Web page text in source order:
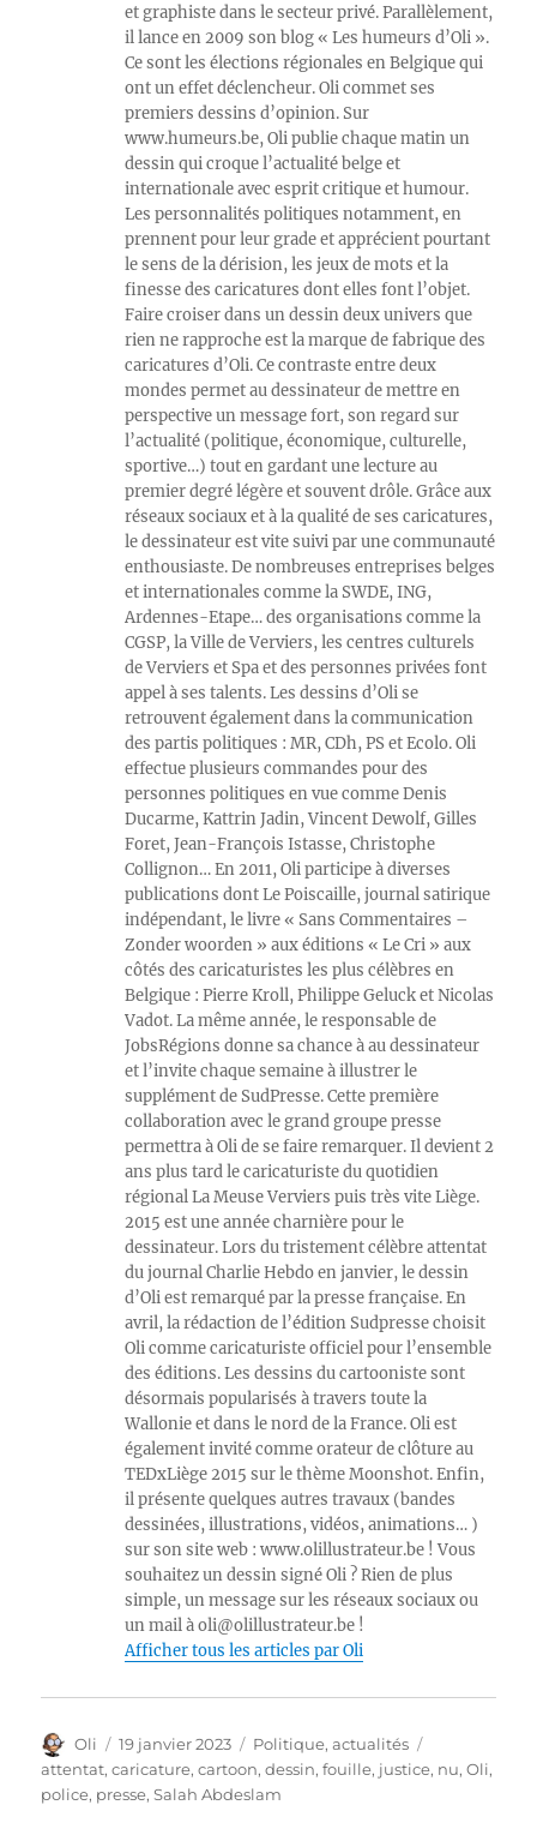
et graphiste dans le secteur privé. Parallèlement,
il lance en 2009 son blog « Les humeurs d’Oli ».
Ce sont les élections régionales en Belgique qui
ont un effet déclencheur. Oli commet ses
premiers dessins d’opinion. Sur
www.humeurs.be, Oli publie chaque matin un
dessin qui croque l’actualité belge et
internationale avec esprit critique et humour.
Les personnalités politiques notamment, en
prennent pour leur grade et apprécient pourtant
le sens de la dérision, les jeux de mots et la
finesse des caricatures dont elles font l’objet.
Faire croiser dans un dessin deux univers que
rien ne rapproche est la marque de fabrique des
caricatures d’Oli. Ce contraste entre deux
mondes permet au dessinateur de mettre en
perspective un message fort, son regard sur
l’actualité (politique, économique, culturelle,
sportive…) tout en gardant une lecture au
premier degré légère et souvent drôle. Grâce aux
réseaux sociaux et à la qualité de ses caricatures,
le dessinateur est vite suivi par une communauté
enthousiaste. De nombreuses entreprises belges
et internationales comme la SWDE, ING,
Ardennes-Etape… des organisations comme la
CGSP, la Ville de Verviers, les centres culturels
de Verviers et Spa et des personnes privées font
appel à ses talents. Les dessins d’Oli se
retrouvent également dans la communication
des partis politiques : MR, CDh, PS et Ecolo. Oli
effectue plusieurs commandes pour des
personnes politiques en vue comme Denis
Ducarme, Kattrin Jadin, Vincent Dewolf, Gilles
Foret, Jean-François Istasse, Christophe
Collignon… En 2011, Oli participe à diverses
publications dont Le Poiscaille, journal satirique
indépendant, le livre « Sans Commentaires –
Zonder woorden » aux éditions « Le Cri » aux
côtés des caricaturistes les plus célèbres en
Belgique : Pierre Kroll, Philippe Geluck et Nicolas
Vadot. La même année, le responsable de
JobsRégions donne sa chance à au dessinateur
et l’invite chaque semaine à illustrer le
supplément de SudPresse. Cette première
collaboration avec le grand groupe presse
permettra à Oli de se faire remarquer. Il devient 2
ans plus tard le caricaturiste du quotidien
régional La Meuse Verviers puis très vite Liège.
2015 est une année charnière pour le
dessinateur. Lors du tristement célèbre attentat
du journal Charlie Hebdo en janvier, le dessin
d’Oli est remarqué par la presse française. En
avril, la rédaction de l’édition Sudpresse choisit
Oli comme caricaturiste officiel pour l’ensemble
des éditions. Les dessins du cartooniste sont
désormais popularisés à travers toute la
Wallonie et dans le nord de la France. Oli est
également invité comme orateur de clôture au
TEDxLiège 2015 sur le thème Moonshot. Enfin,
il présente quelques autres travaux (bandes
dessinées, illustrations, vidéos, animations… )
sur son site web : www.olillustrateur.be ! Vous
souhaitez un dessin signé Oli ? Rien de plus
simple, un message sur les réseaux sociaux ou
un mail à oli@olillustrateur.be !
Afficher tous les articles par Oli
Auteur
Oli
Publié
le
19 janvier 2023 Catégories
Politique, actualités
attentat,caricature,cartoon,dessin,fouille, justice, nu,Oli,
police, presse,Salah Abdeslam